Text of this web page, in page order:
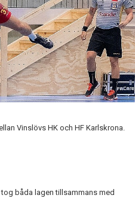
Vinslövs HK och HF Karlskrona.
båda lagen tillsammans med